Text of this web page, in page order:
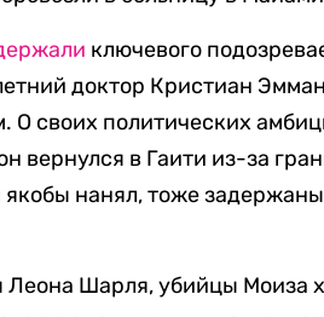
ключевого
доктор Кристиан
О своих политических
вернулся в Гаити из-за
нанял, тоже
Шарля, убийцы Моиза